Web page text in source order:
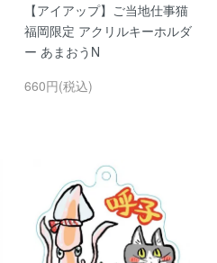
【アイアップ】ご当地仕事猫
福岡限定 アクリルキーホルダ
ー あまおうN
660円(税込)